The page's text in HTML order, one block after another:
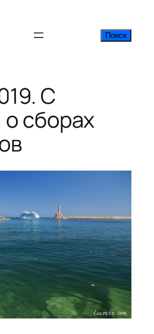
Поиск
Поиск
С
сборах